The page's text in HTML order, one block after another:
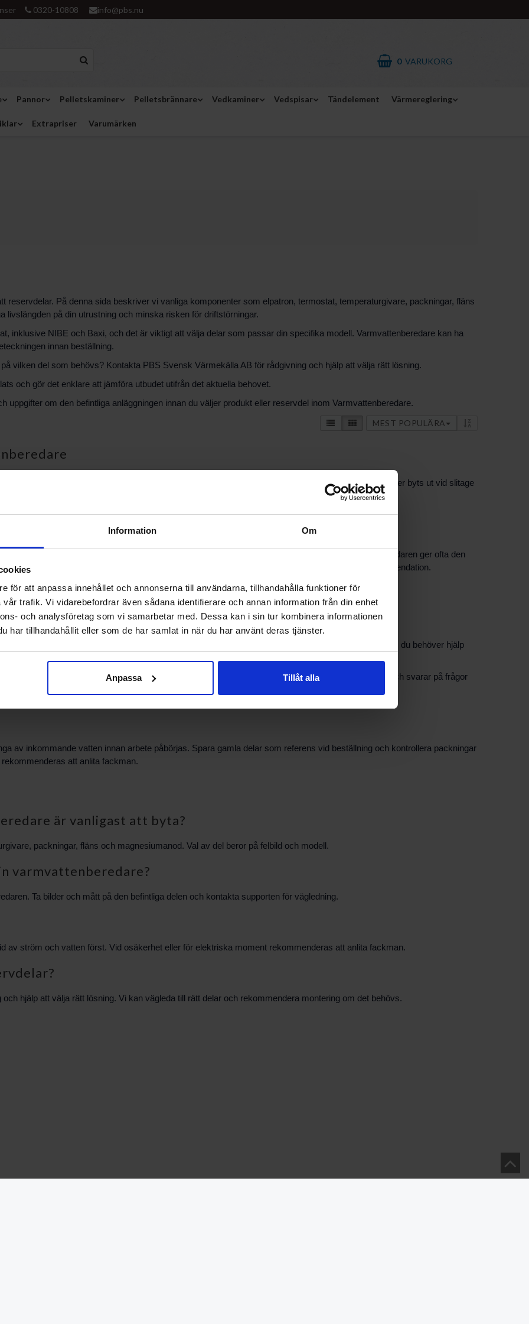
Information Om
för att anpassa innehållet och annonserna till användarna, tillhandahålla funktioner för
trafik. Vi vidarebefordrar även sådana identifierare och annan information från din enhet
och analysföretag som vi samarbetar med. Dessa kan i sin tur kombinera informationen
har tillhandahållit eller som de har samlat in när du har använt deras tjänster.
Anpassa Tillåt alla
0320-10808 info@pbs.nu
0 VARUKORG
Pannor Pelletskaminer Pelletsbrännare Vedkaminer Vedspisar Tändelement Värmereglering
Extrapriser Varumärken
reservdelar. På denna sida beskriver vi vanliga komponenter som elpatron, termostat, temperaturgivare, packningar, fläns
livslängden på din utrustning och minska risken för driftstörningar.
inklusive NIBE och Baxi, och det är viktigt att välja delar som passar din specifika modell. Varmvattenberedare kan ha
innan beställning.
vilken del som behövs? Kontakta PBS Svensk Värmekälla AB för rådgivning och hjälp att välja rätt lösning.
och gör det enklare att jämföra utbudet utifrån det aktuella behovet.
uppgifter om den befintliga anläggningen innan du väljer produkt eller reservdel inom Varmvattenberedare.
MEST POPULÄRA
termostater, temperaturgivare, packningar, flänsar och magnesiumanoder. Dessa komponenter byts ut vid slitage
fall är det enkelt att byta en enskild del istället för att byta hela behållaren.
modellnummer och mått på den befintliga delen. Dokumentation eller märkplåt på varmvattenberedaren ger ofta den
och bilder av den aktuella delen innan du kontaktar supporten så kan vi snabbare ge rekommendation.
elektriska anslutningar. Kontrollera alltid passform och kompatibilitet innan montering.
och kompatibla alternativ. Leverans- och leveranstider påverkas av lagerstatus och modell. Om du behöver hjälp
genom processen.
att välja rätt lösning. Vi hjälper till att identifiera delar till varmvattenberedare, ger monteringsråd och svarar på frågor
av inkommande vatten innan arbete påbörjas. Spara gamla delar som referens vid beställning och kontrollera packningar
att anlita fackman.
är vanligast att byta?
packningar, fläns och magnesiumanod. Val av del beror på felbild och modell.
varmvattenberedare?
Ta bilder och mått på den befintliga delen och kontakta supporten för vägledning.
av ström och vatten först. Vid osäkerhet eller för elektriska moment rekommenderas att anlita fackman.
hjälp att välja rätt lösning. Vi kan vägleda till rätt delar och rekommendera montering om det behövs.